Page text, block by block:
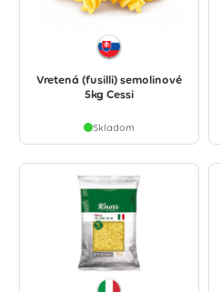
Vretená (fusilli) semolinové
5kg Cessi
Skladom